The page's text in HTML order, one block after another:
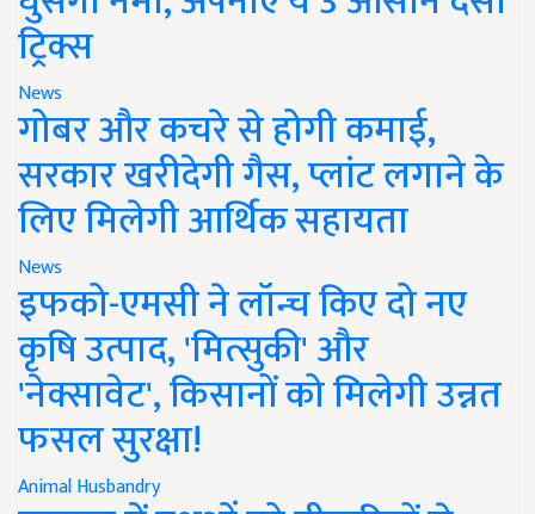
ट्रिक्स
News
गोबर और कचरे से होगी कमाई,
सरकार खरीदेगी गैस, प्लांट लगाने के
लिए मिलेगी आर्थिक सहायता
News
इफको-एमसी ने लॉन्च किए दो नए
कृषि उत्पाद, 'मित्सुकी' और
'नेक्सावेट', किसानों को मिलेगी उन्नत
फसल सुरक्षा!
Animal Husbandry